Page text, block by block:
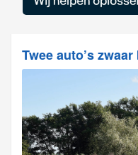
Twee auto’s